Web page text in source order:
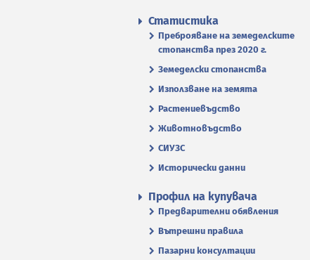
Статистика
Преброяване на земеделските
стопанства през 2020 г.
Земеделски стопанства
Използване на земята
Растениевъдство
Животновъдство
СИУЗС
Исторически данни
Профил на купувача
Предварителни обявления
Вътрешни правила
Пазарни консултации